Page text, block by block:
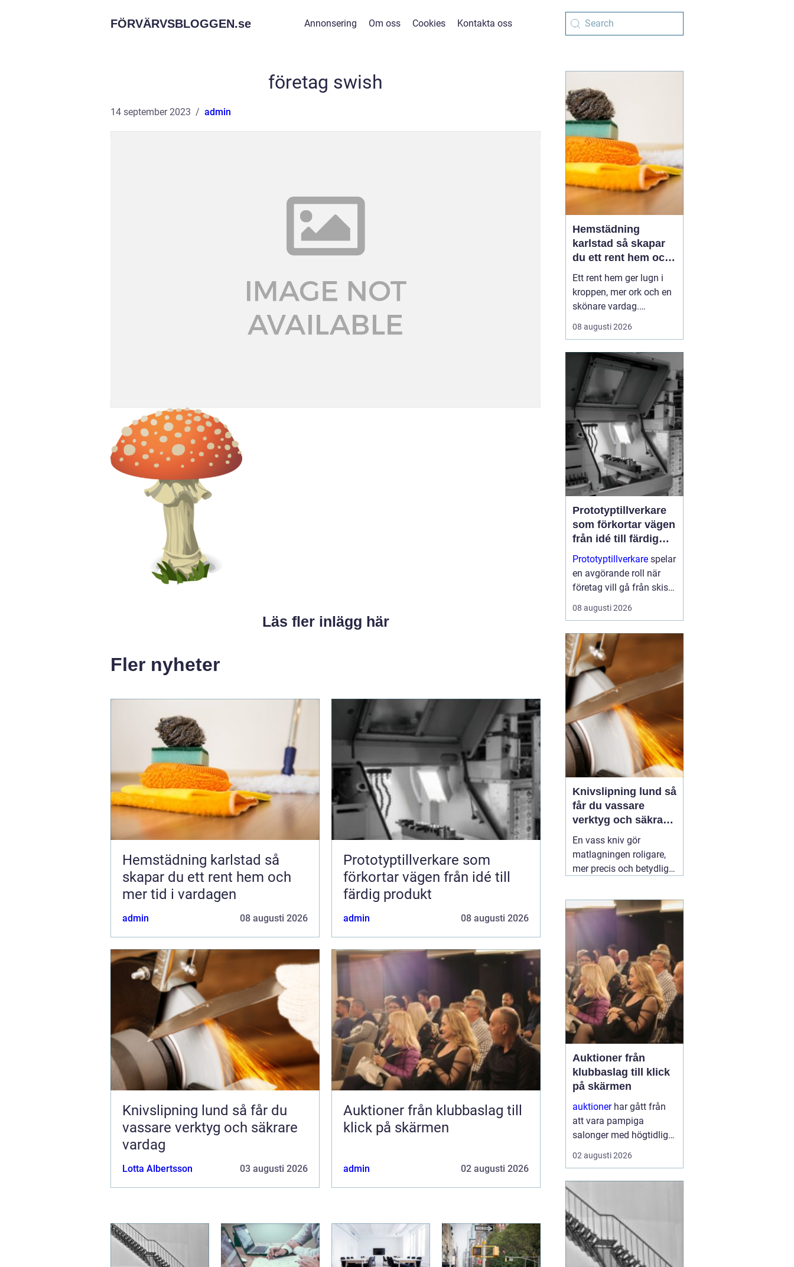
FÖRVÄRVSBLOGGEN.se Annonsering Om oss Cookies Kontakta oss
företag swish
14 september 2023 admin
Läs fler inlägg här
Fler nyheter
Hemstädning karlstad så
skapar du ett rent hem och
mer tid i vardagen
admin 08 augusti 2026
Prototyptillverkare som
förkortar vägen från idé till
färdig produkt
admin 08 augusti 2026
Knivslipning lund så får du
vassare verktyg och säkrare
vardag
Lotta Albertsson 03 augusti 2026
Auktioner från klubbaslag till
klick på skärmen
admin 02 augusti 2026
Hemstädning
karlstad så skapar
du ett rent hem och
mer tid i vardagen
Ett rent hem ger lugn i
kroppen, mer ork och en
skönare vardag.
Samtidigt vet de flesta
hur snabbt damm, disk
jobbet, barnens
aktiviteter och allt annat
ska hinnas med. Allt fler
i Karlstad väljer därför
hemstädning som ett
sm...
08 augusti 2026
Prototyptillverkare
som förkortar vägen
från idé till färdig
produkt
Prototyptillverkare spelar
en avgörande roll när
företag vill gå från skiss
till fungerande produkt
utan onödiga omvägar.
a...
08 augusti 2026
Knivslipning lund så
får du vassare
verktyg och säkrare
vardag
En vass kniv gör
matlagningen roligare,
mer precis och betydligt
gäller för saxar,
trädgårdsredskap och
Många i Lund funderar
på om de ska slipa
själva hemma eller
lämna in sina knivar.03
augusti 2026
Auktioner från
klubbaslag till klick
på skärmen
auktionerhar gått från
att vara pampiga
salonger med högtidliga
klubbeslag till att bli en
vardaglig del av livet
som helst, oavsett
erfarenhet, köpa eller
sälja föremål genom
några få kli...
02 augusti 2026